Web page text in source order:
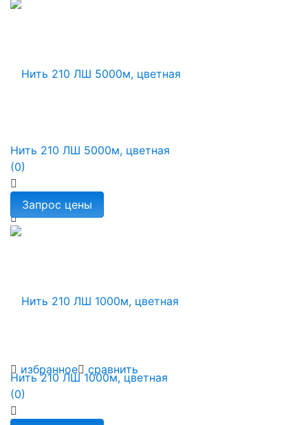
избранное сравнить
Нить 210 ЛШ 5000м, цветная
(0)
Нить 210 ЛШ 1000м, цветная
(0)